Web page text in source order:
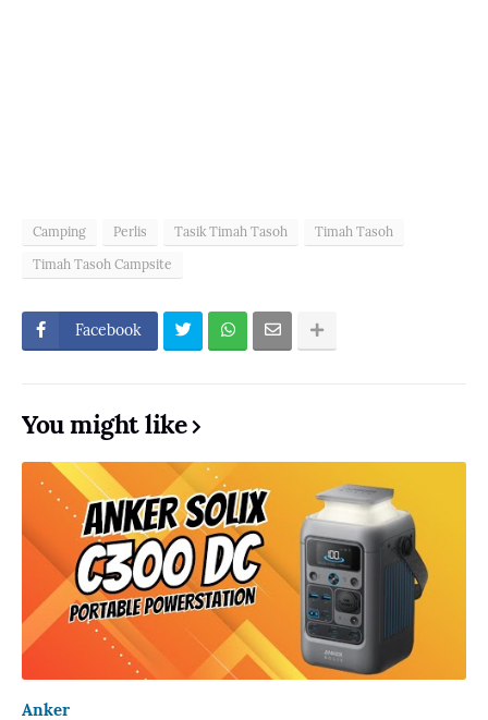
Camping Perlis Tasik Timah Tasoh
Timah Tasoh
Timah Tasoh Campsite
Facebook
You might like
Anker